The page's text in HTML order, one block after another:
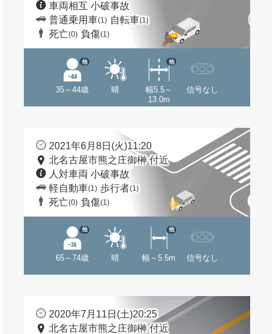
車両相互 小破事故
普通乗用車(1) 自転車(1)
死亡(0) 負傷(1)
35～44歳
他
晴
幅5.5～
13.0m
他
信号なし
2021年6月8日(火)11:20
北名古屋市熊之庄御榊 付近
人対車両 小破事故
軽自動車(1) 歩行者(1)
死亡(0) 負傷(1)
65～74歳
他
晴 幅～5.5m
他
信号なし
2020年7月11日(土)20:25
北名古屋市熊之庄御榊 付近